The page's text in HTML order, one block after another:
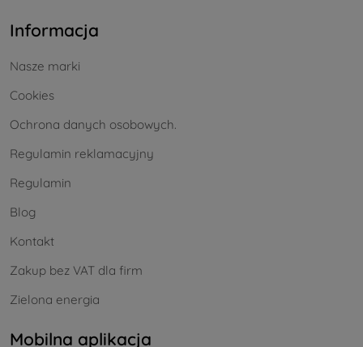
Informacja
Nasze marki
Cookies
Ochrona danych osobowych.
Regulamin reklamacyjny
Regulamin
Blog
Kontakt
Zakup bez VAT dla firm
Zielona energia
Mobilna aplikacja